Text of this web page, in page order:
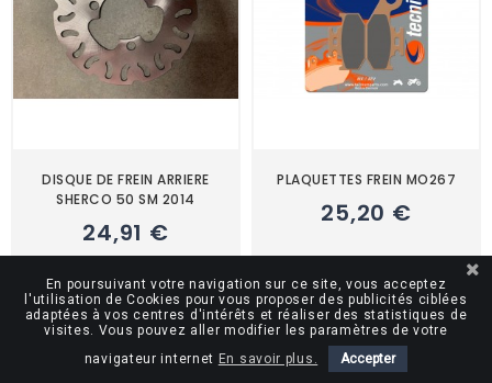
DISQUE DE FREIN ARRIERE
SHERCO 50 SM 2014
24,91 €
PLAQUETTES FREIN MO267
25,20 €
En réappro* En réappro*
En poursuivant votre navigation sur ce site, vous acceptez
l'utilisation de Cookies pour vous proposer des publicités ciblées
adaptées à vos centres d'intérêts et réaliser des statistiques de
visites. Vous pouvez aller modifier les paramètres de votre
navigateur internet En savoir plus. Accepter